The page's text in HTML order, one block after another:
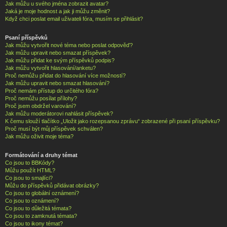
Jak můžu u svého jména zobrazit avatar?
Jaká je moje hodnost a jak ji můžu změnit?
Když chci poslat email uživateli fóra, musím se přihlásit?
Psaní příspěvků
Jak můžu vytvořit nové téma nebo poslat odpověď?
Jak můžu upravit nebo smazat příspěvek?
Jak můžu přidat ke svým příspěvků podpis?
Jak můžu vytvořit hlasování/anketu?
Proč nemůžu přidat do hlasování více možností?
Jak můžu upravit nebo smazat hlasování?
Proč nemám přístup do určitého fóra?
Proč nemůžu posílat přílohy?
Proč jsem obdržel varování?
Jak můžu moderátorovi nahlásit příspěvek?
K čemu slouží tlačítko „Uložit jako rozepsanou zprávu“ zobrazené při psaní příspěvku?
Proč musí být můj příspěvek schválen?
Jak můžu oživit moje téma?
Formátování a druhy témat
Co jsou to BBKódy?
Můžu použít HTML?
Co jsou to smajlíci?
Můžu do příspěvků přidávat obrázky?
Co jsou to globální oznámení?
Co jsou to oznámení?
Co jsou to důležitá témata?
Co jsou to zamknutá témata?
Co jsou to ikony témat?